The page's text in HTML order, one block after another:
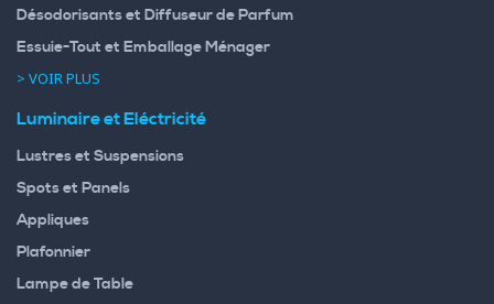
Désodorisants et Diffuseur de Parfum
Essuie-Tout et Emballage Ménager
> VOIR PLUS
Luminaire et Eléctricité
Lustres et Suspensions
Spots et Panels
Appliques
Plafonnier
Lampe de Table